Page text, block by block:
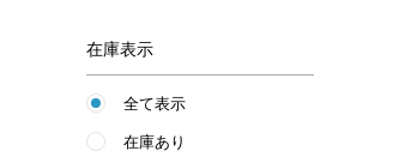
在庫表示
全て表示
在庫あり